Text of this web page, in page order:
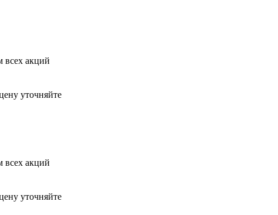
всех акций
уточняйте
всех акций
уточняйте